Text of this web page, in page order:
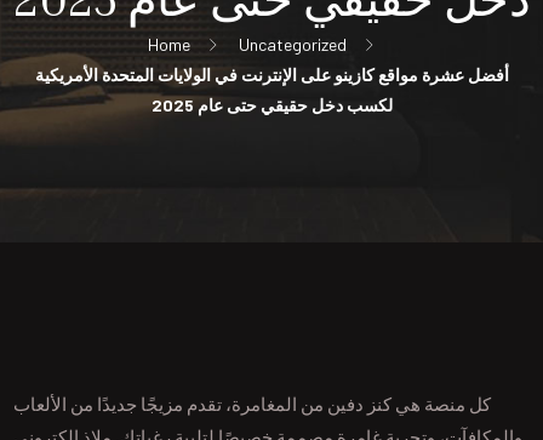
Home
Uncategorized
أفضل عشرة مواقع كازينو على الإنترنت في الولايات المتحدة الأمريكية
لكسب دخل حقيقي حتى عام 2025
كل منصة هي كنز دفين من المغامرة، تقدم مزيجًا جديدًا من الألعاب